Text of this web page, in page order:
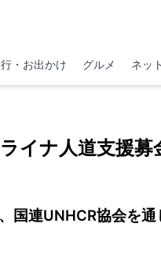
・お出かけ グルメ ネッ
イナ人道支援募
国連UNHCR協会を